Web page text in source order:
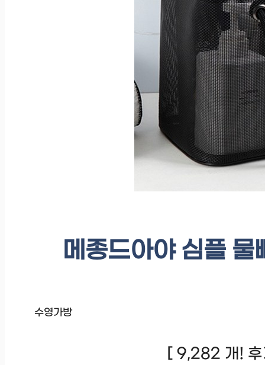
메종드아야 심플
수영가방
[ 9,282 개!